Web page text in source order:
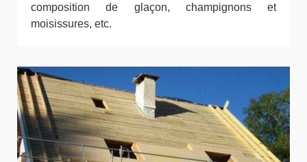
composition de glaçon, champignons et
moisissures, etc.